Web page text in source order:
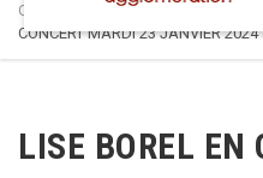
Culture en Dracénie
CONCERT MARDI 23 JANVIER
LISE BOREL EN